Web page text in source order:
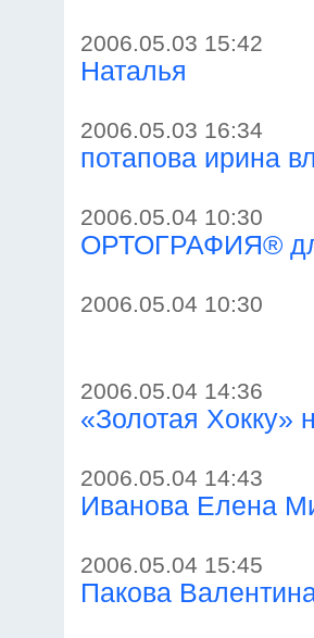
2006.05.03 15:42
Наталья
2006.05.03 16:34
потапова ирина
2006.05.04 10:30
ОРТОГРАФИЯ®
2006.05.04 10:30
2006.05.04 14:36
«Золотая Хокку»
2006.05.04 14:43
Иванова Елена
2006.05.04 15:45
Пакова